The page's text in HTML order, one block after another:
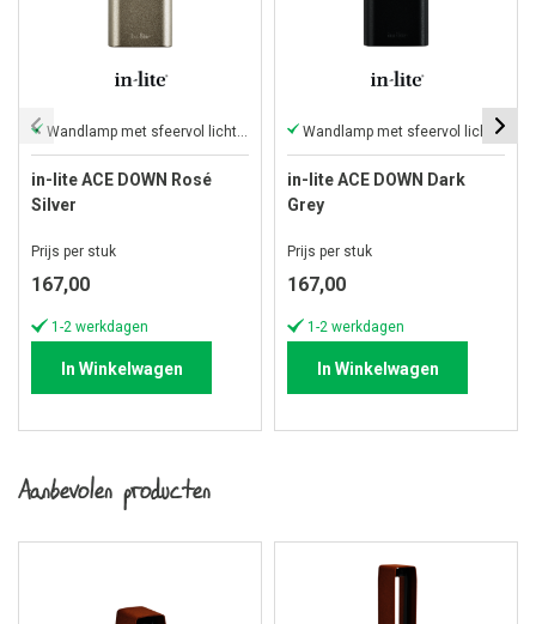
Wandlamp met sfeervol licht naar beneden
in-lite ACE DOWN Rosé
Silver
Prijs per stuk
167,00
1-2 werkdagen
In Winkelwagen
Wandlamp met sfeervol licht naar beneden
in-lite ACE DOWN Dark
Grey
Prijs per stuk
167,00
1-2 werkdagen
In Winkelwagen
Aanbevolen producten